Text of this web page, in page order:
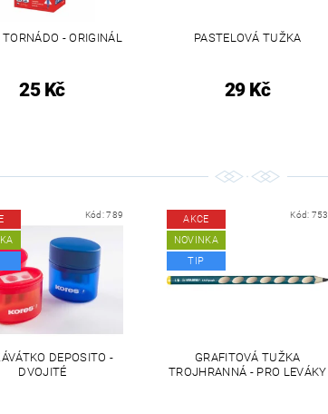
TORNÁDO - ORIGINÁL
25 Kč
PASTELOVÁ TUŽKA
29 Kč
Kód:789
DEPOSITO -
DVOJITÉ
AKCE
NOVINKA
TIP
Kód: 753
GRAFITOVÁ TUŽKA
TROJHRANNÁ - PRO LEVÁKY